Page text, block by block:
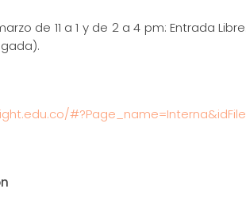
de 11 a 1 y de 2 a 4 pm: Entrada